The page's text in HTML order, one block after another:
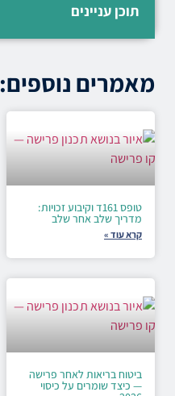
תוכן עניינים
מאמרים נוספים:
טופס 161ד וקיבוע זכויות:
מדריך שלב אחר שלב
קרא עוד »
ביטוח בריאות לאחר פרישה
— כיצד שומרים על כיסוי